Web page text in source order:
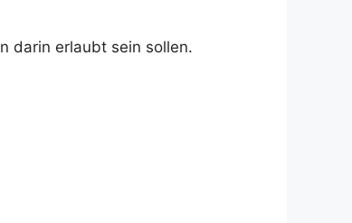
darin erlaubt sein sollen.